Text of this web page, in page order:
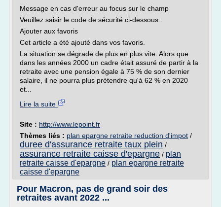
Message en cas d'erreur au focus sur le champ
Veuillez saisir le code de sécurité ci-dessous :
Ajouter aux favoris
Cet article a été ajouté dans vos favoris.
La situation se dégrade de plus en plus vite. Alors que
dans les années 2000 un cadre était assuré de partir à la
retraite avec une pension égale à 75 % de son dernier
salaire, il ne pourra plus prétendre qu'à 62 % en 2020
et...
Lire la suite
Site : http://www.lepoint.fr
Thèmes liés : plan epargne retraite reduction d'impot /
duree d'assurance retraite taux plein /
assurance retraite caisse d'epargne / plan
retraite caisse d'epargne / plan epargne retraite
caisse d'epargne
Pour Macron, pas de grand soir des
retraites avant 2022 ...